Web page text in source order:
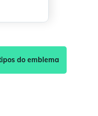
do emblema